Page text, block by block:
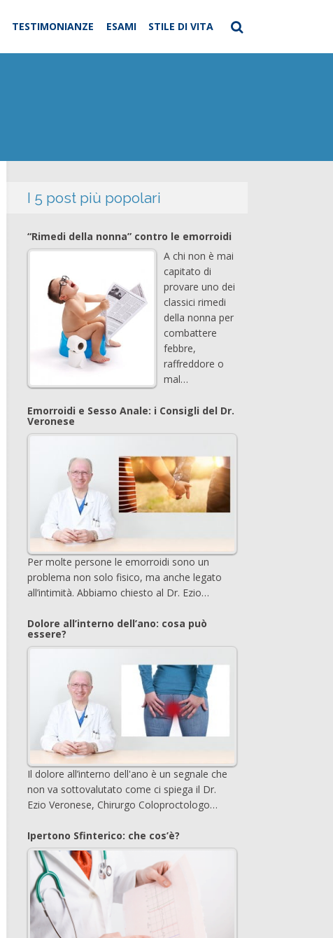
TESTIMONIANZE ESAMI STILE DI VITA
I 5 post più popolari
“Rimedi della nonna” contro le emorroidi
A chi non è mai
capitato di
provare uno dei
classici rimedi
della nonna per
combattere
febbre,
raffreddore o
mal…
Emorroidi e Sesso Anale: i Consigli del Dr.
Veronese
Per molte persone le emorroidi sono un
problema non solo fisico, ma anche legato
all’intimità. Abbiamo chiesto al Dr. Ezio…
Dolore all’interno dell’ano: cosa può
essere?
Il dolore all’interno dell'ano è un segnale che
non va sottovalutato come ci spiega il Dr.
Ezio Veronese, Chirurgo Coloproctologo…
Ipertono Sfinterico: che cos’è?